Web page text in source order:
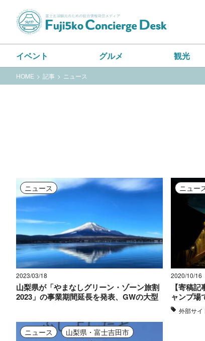
イベント グルメ 観光
HOME 記事 ニュース
ニュース
2023/03/18
山梨県が「やまなしグリーン・ゾーン旅割
2023」の事業期間延長を発表、GWの大型
連休期間も対象に
詳細 ニュー
2020/10/16
【寄稿
ャンプ場
外部サイ
詳細
ニュース 山梨県・富士吉田市